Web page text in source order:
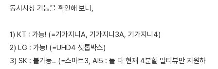
동시시청 기능을 확인해 보니,
1) KT : 가능! (=기가지니A, 기가지니3A, 기가지니4)
2) LG : 가능! (=UHD4 셋톱박스)
3) SK : 불가능.. (=스마트3, AI5 : 둘 다 현재 4분할 멀티뷰만 지원하